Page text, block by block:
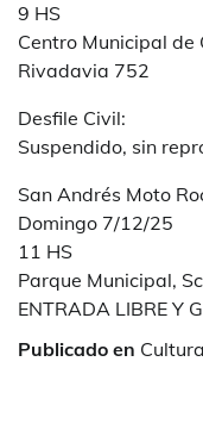
9 HS
Centro Municipal de
Rivadavia 752
Desfile Civil:
Suspendido, sin
San Andrés Moto
Domingo 7/12/25
11 HS
Parque Municipal,
ENTRADA LIBRE Y
Publicado en Cultura